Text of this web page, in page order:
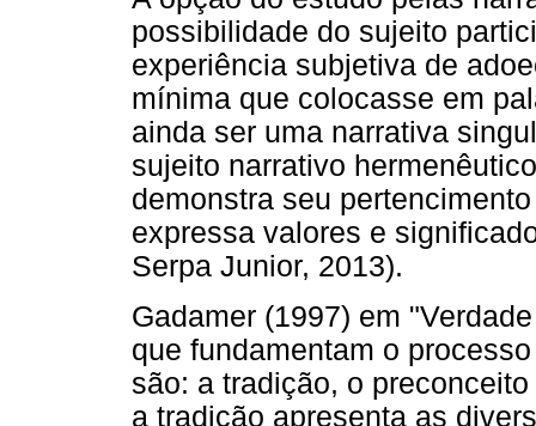
possibilidade do sujeito
experiência subjetiva de
mínima que colocasse em
ainda ser uma narrativa
sujeito narrativo
demonstra seu
expressa valores e
Serpa Junior, 2013).
Gadamer (1997) em
que fundamentam o
são: a tradição, o
a tradição apresenta as